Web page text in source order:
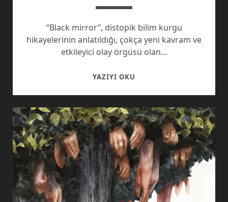
“Black mirror”, distopik bilim kurgu
hikayelerinin anlatıldığı, çokça yeni kavram ve
etkileyici olay örgüsü olan…
YAZIYI OKU
MIRROR